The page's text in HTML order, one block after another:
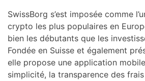
SwissBorg s’est imposée comme
crypto les plus populaires en
bien les débutants que les
Fondée en Suisse et également
elle propose une application
simplicité, la transparence des